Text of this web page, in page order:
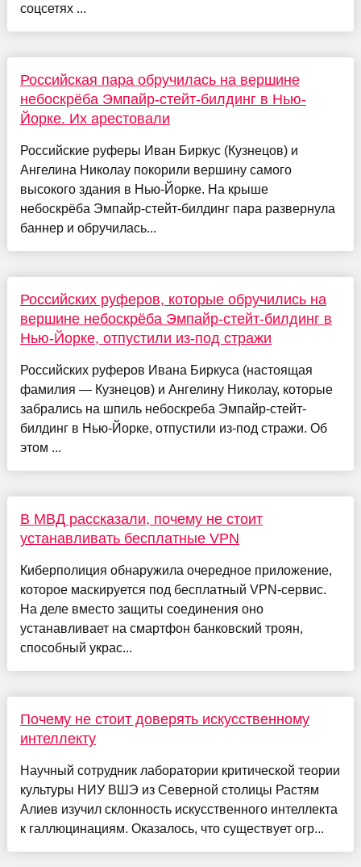
соцсетях ...
Российская пара обручилась на вершине
небоскрёба Эмпайр-стейт-билдинг в Нью-
Йорке. Их арестовали
Российские руферы Иван Биркус (Кузнецов) и
Ангелина Николау покорили вершину самого
высокого здания в Нью-Йорке. На крыше
небоскрёба Эмпайр-стейт-билдинг пара развернула
баннер и обручилась...
Российских руферов, которые обручились на
вершине небоскрёба Эмпайр-стейт-билдинг в
Нью-Йорке, отпустили из-под стражи
Российских руферов Ивана Биркуса (настоящая
фамилия — Кузнецов) и Ангелину Николау, которые
забрались на шпиль небоскреба Эмпайр-стейт-
билдинг в Нью-Йорке, отпустили из-под стражи. Об
этом ...
В МВД рассказали, почему не стоит
устанавливать бесплатные VPN
Киберполиция обнаружила очередное приложение,
которое маскируется под бесплатный VPN-сервис.
На деле вместо защиты соединения оно
устанавливает на смартфон банковский троян,
способный украс...
Почему не стоит доверять искусственному
интеллекту
Научный сотрудник лаборатории критической теории
культуры НИУ ВШЭ из Северной столицы Растям
Алиев изучил склонность искусственного интеллекта
к галлюцинациям. Оказалось, что существует огр...